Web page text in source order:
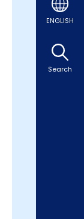
ENGLISH
Search